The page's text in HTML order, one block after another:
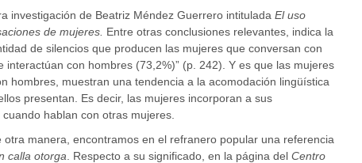
investigación de Beatriz Méndez Guerrero intitulada El uso
de mujeres. Entre otras conclusiones relevantes, indica la
de silencios que producen las mujeres que conversan con
interactúan con hombres (73,2%)” (p. 242). Y es que las mujeres
hombres, muestran una tendencia a la acomodación lingüística
presentan. Es decir, las mujeres incorporan a sus
hablan con otras mujeres.
manera, encontramos en el refranero popular una referencia
calla otorga . Respecto a su significado, en la página del Centro